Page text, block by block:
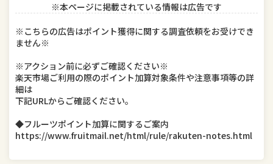
インテリア・寝具・収納 日用品雑貨・文房具・手芸
キッチン用品・食器・調理器具 本・雑誌・コミック
テレビゲーム ホビー
楽器・音響機器
美容・コスメ・香水 ダイエット・健康
※本ページに掲載されている情報は広告です
※こちらの広告はポイント獲得に関する調査依頼をお受けでき
ません※
※アクション前に必ずご確認ください※
楽天市場ご利用の際のポイント加算対象条件や注意事項等の詳
細は
下記URLからご確認ください。
◆フルーツポイント加算に関するご案内
https://www.fruitmail.net/html/rule/rakuten-notes.html